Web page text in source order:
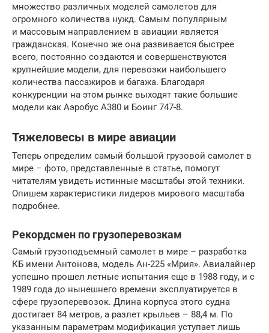
множество различных моделей самолетов для
огромного количества нужд. Самым популярным
и массовым направлением в авиации является
гражданская. Конечно же она развивается быстрее
всего, постоянно создаются и совершенствуются
крупнейшие модели, для перевозки наибольшего
количества пассажиров и багажа. Благодаря
конкуренции на этом рынке выходят такие большие
модели как Аэробус А380 и Боинг 747-8.
Тяжеловесы в мире авиации
Теперь определим самый большой грузовой самолет в
мире – фото, представленные в статье, помогут
читателям увидеть истинные масштабы этой техники.
Опишем характеристики лидеров мирового масштаба
подробнее.
Рекордсмен по грузоперевозкам
Самый грузоподъемный самолет в мире – разработка
КБ имени Антонова, модель Ан-225 «Мрия». Авиалайнер
успешно прошел летные испытания еще в 1988 году, и с
1989 года до нынешнего времени эксплуатируется в
сфере грузоперевозок. Длина корпуса этого судна
достигает 84 метров, а разлет крыльев – 88,4 м. По
указанным параметрам модификация уступает лишь